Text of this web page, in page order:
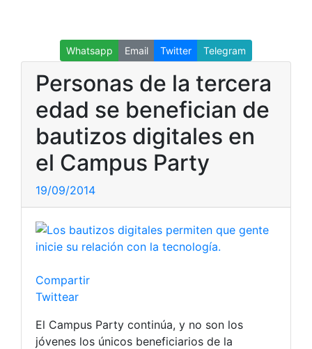
Whatsapp Email Twitter Telegram
Personas de la tercera
edad se benefician de
bautizos digitales en
el Campus Party
19/09/2014
Compartir
Twittear
El Campus Party continúa, y no son los
jóvenes los únicos beneficiarios de la